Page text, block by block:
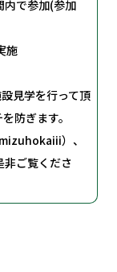
内で参加(参加
施
見学を行って頂
防ぎます。
）、
非ご覧くださ